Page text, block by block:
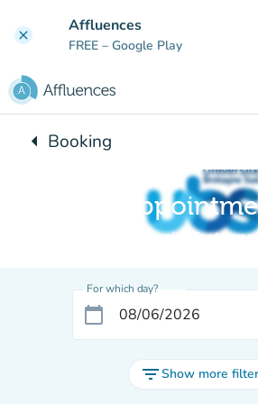
clear Affluences
FREE – Google Play
arrow_leftBack to:
Booking
Université Bretagne
For which day?
calendar_today
filter_listShow more